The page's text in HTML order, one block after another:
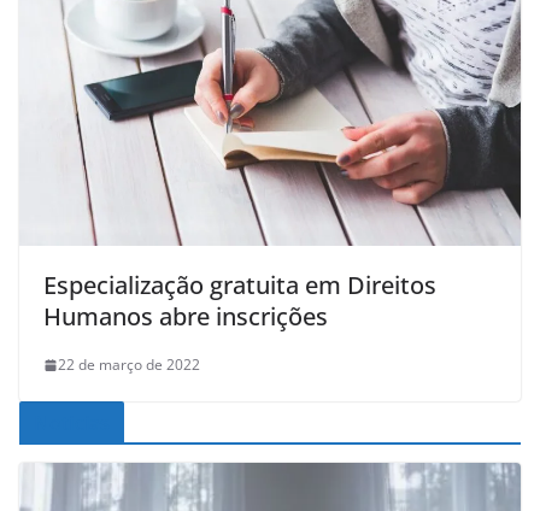
Especialização gratuita em Direitos
Humanos abre inscrições
22 de março de 2022